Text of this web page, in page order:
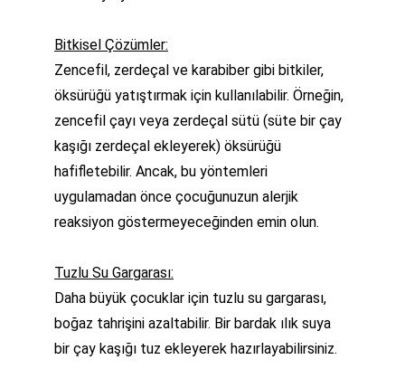
Bitkisel Çözümler:
Zencefil, zerdeçal ve karabiber gibi bitkiler,
öksürüğü yatıştırmak için kullanılabilir. Örneğin,
zencefil çayı veya zerdeçal sütü (süte bir çay
kaşığı zerdeçal ekleyerek) öksürüğü
hafifletebilir. Ancak, bu yöntemleri
uygulamadan önce çocuğunuzun alerjik
reaksiyon göstermeyeceğinden emin olun.
Tuzlu Su Gargarası:
Daha büyük çocuklar için tuzlu su gargarası,
boğaz tahrişini azaltabilir. Bir bardak ılık suya
bir çay kaşığı tuz ekleyerek hazırlayabilirsiniz.